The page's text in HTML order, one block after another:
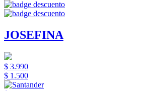
JOSEFINA
$ 3.990
$ 1.500